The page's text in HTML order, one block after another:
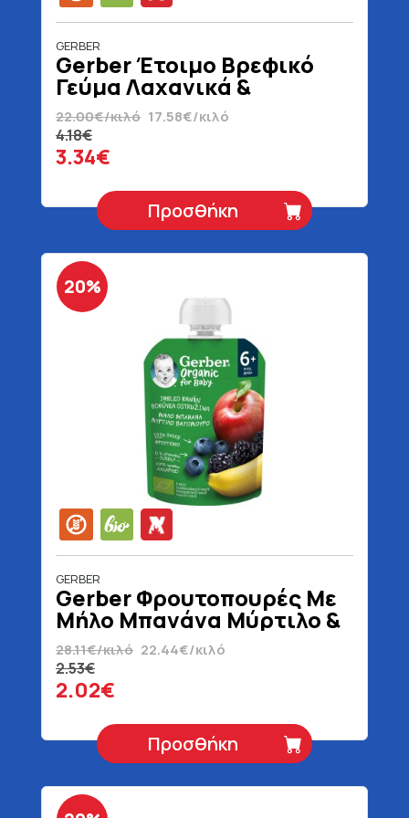
GERBER
Gerber Έτοιμο Βρεφικό
Γεύμα Λαχανικά &
Μοσχάρι 6+ Μηνών
Βιολογικό Χωρίς Γλουτένη
190 gr
22.00€/κιλό 17.58€/κιλό
4.18€
3.34€
Προσθήκη
20%
GERBER
Gerber Φρουτοπουρές Με
Μήλο Μπανάνα Μύρτιλο &
Βατόμουρο 6+ Μηνών
Βιολογικός Χωρίς
Γλουτένη 90 gr
28.11€/κιλό 22.44€/κιλό
2.53€
2.02€
Προσθήκη